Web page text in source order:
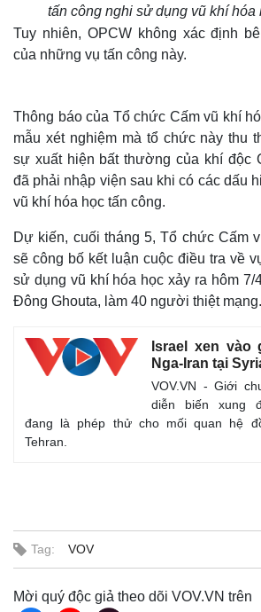
tấn công nghi sử dụng vũ khí hóa
Tuy nhiên, OPCW không xác định
của những vụ tấn công này.
Thông báo của Tổ chức Cấm vũ khí
mẫu xét nghiệm mà tổ chức này thu
sự xuất hiện bất thường của khí độc
đã phải nhập viện sau khi có các dấu
vũ khí hóa học tấn công.
Dự kiến, cuối tháng 5, Tổ chức Cấm
sẽ công bố kết luận cuộc điều tra về
sử dụng vũ khí hóa học xảy ra hôm 7/
Đông Ghouta, làm 40 người thiệt
Israel xen vào
Nga-Iran tại
VOV.VN - Giới
diễn biến xung
đang là phép thử cho mối quan hệ
Tehran.
Tag: VOV
Mời quý độc giả theo dõi VOV.VN trên